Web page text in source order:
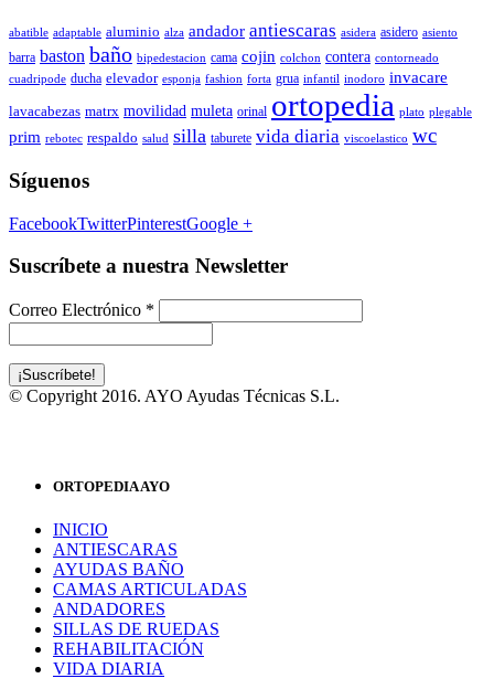
abatible adaptable aluminio alza andador antiescaras asidera asidero asiento
barra baston baño bipedestacion cama cojin colchon contera contorneado
cuadripode ducha elevador esponja fashion forta grua infantil inodoro invacare
lavacabezas matrx movilidad muleta orinal ortopedia plato plegable
prim rebotec respaldo salud silla taburete vida diaria viscoelastico wc
Síguenos
FacebookTwitterPinterestGoogle +
Suscríbete a nuestra Newsletter
Correo Electrónico *
© Copyright 2016. AYO Ayudas Técnicas S.L.
ORTOPEDIA AYO
INICIO
ANTIESCARAS
AYUDAS BAÑO
CAMAS ARTICULADAS
ANDADORES
SILLAS DE RUEDAS
REHABILITACIÓN
VIDA DIARIA